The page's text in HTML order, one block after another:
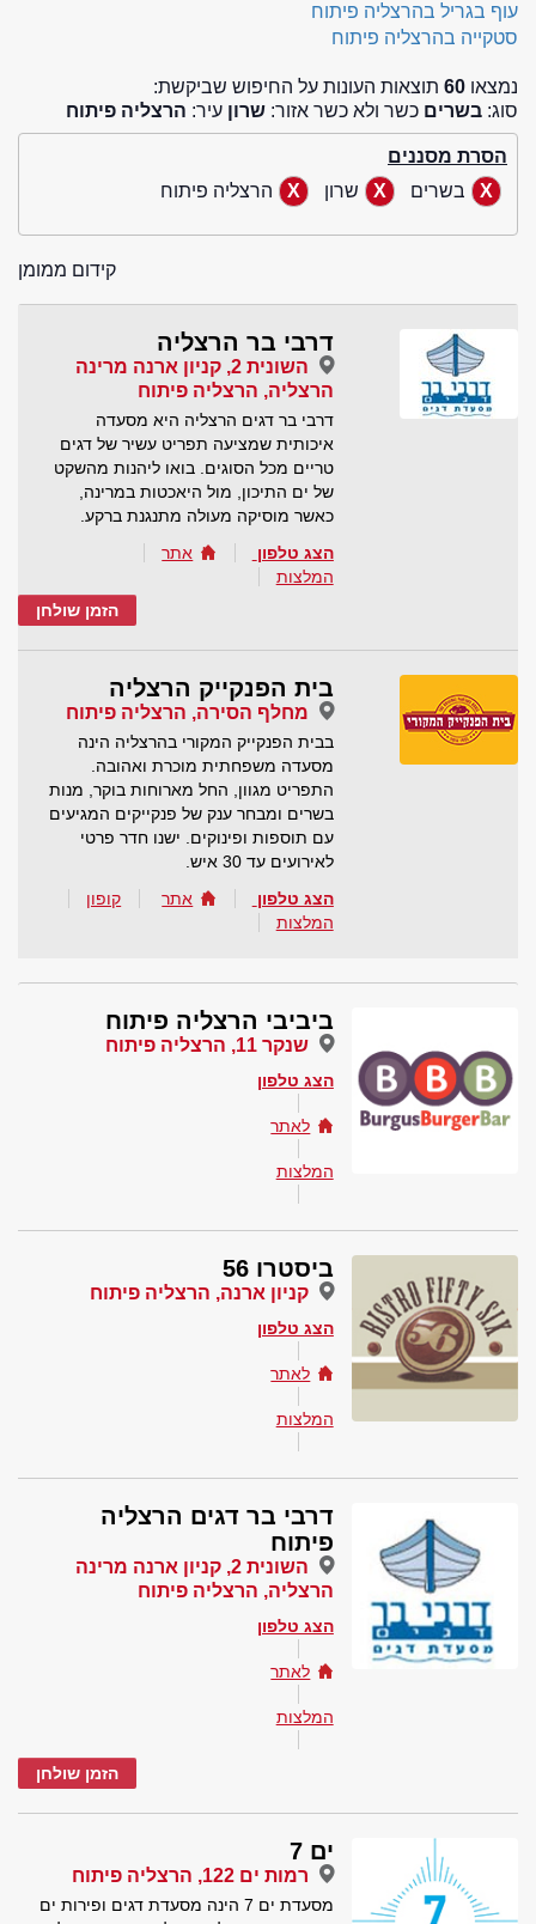
עוף בגריל בהרצליה פיתוח
סטקייה בהרצליה פיתוח
נמצאו 60 תוצאות העונות על החיפוש שביקשת:
סוג: בשרים כשר ולא כשר אזור: שרון עיר: הרצליה פיתוח
הסרת מסננים
בשרים
שרון הרצליה פיתוח
קידום ממומן
דרבי בר הרצליה
השונית 2, קניון ארנה מרינה
הרצליה, הרצליה פיתוח
דרבי בר דגים הרצליה היא מסעדה
איכותית שמציעה תפריט עשיר של דגים
טריים מכל הסוגים. בואו ליהנות מהשקט
של ים התיכון, מול היאכטות במרינה,
כאשר מוסיקה מעולה מתנגנת ברקע.
הצג טלפון
אתר
המלצות
הזמן שולחן
בית הפנקייק הרצליה
מחלף הסירה, הרצליה פיתוח
בבית הפנקייק המקורי בהרצליה הינה
מסעדה משפחתית מוכרת ואהובה.
התפריט מגוון, החל מארוחות בוקר, מנות
בשרים ומבחר ענק של פנקייקים המגיעים
עם תוספות ופינוקים. ישנו חדר פרטי
לאירועים עד 30 איש.
הצג טלפון אתר
קופון
המלצות
ביביבי הרצליה פיתוח
שנקר 11, הרצליה פיתוח
הצג טלפון
לאתר
המלצות
ביסטרו 56
קניון ארנה, הרצליה פיתוח
הצג טלפון
לאתר
המלצות
דרבי בר דגים הרצליה
פיתוח
השונית 2, קניון ארנה מרינה
הרצליה, הרצליה פיתוח
הצג טלפון
לאתר
המלצות
הזמן שולחן
ים 7
רמות ים 122, הרצליה פיתוח
מסעדת ים 7 הינה מסעדת דגים ופירות ים